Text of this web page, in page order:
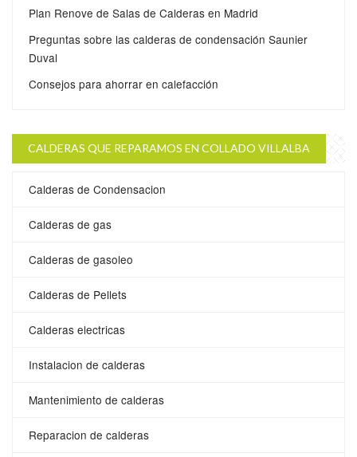
Plan Renove de Salas de Calderas en Madrid
Preguntas sobre las calderas de condensación Saunier
Duval
Consejos para ahorrar en calefacción
CALDERAS QUE REPARAMOS EN COLLADO VILLALBA
Calderas de Condensacion
Calderas de gas
Calderas de gasoleo
Calderas de Pellets
Calderas electricas
Instalacion de calderas
Mantenimiento de calderas
Reparacion de calderas